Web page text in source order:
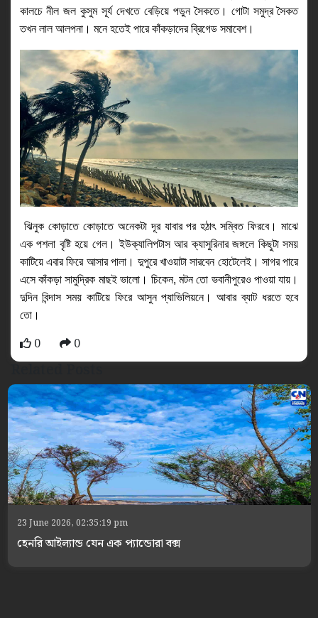
কালচে নীল জল কুসুম সূর্য দেখতে বেড়িয়ে পড়ুন সৈকতে। গোটা সমুদ্র সৈকত
তখন লাল আলপনা। মনে হতেই পারে কাঁকড়াদের ব্রিগেড সমাবেশ।
এক পশলা বৃষ্টি হয়ে গেল। ইউক্যালিপটাস আর ক্যাসুরিনার জঙ্গলে কিছুটা সময়
কাটিয়ে এবার ফিরে আসার পালা। দুপুরে খাওয়াটা সারবেন হোটেলেই। সাগর পারে
এসে কাঁকড়া সামুদ্রিক মাছই ভালো। চিকেন, মটন তো ভবানীপুরেও পাওয়া যায়।
দুদিন বিন্দাস সময় কাটিয়ে ফিরে আসুন প্যাভিলিয়নে। আবার ব্যাট ধরতে হবে
তো।
0 0
23 June 2026, 02:35:19 pm
হেনরি আইল্যান্ড যেন এক প্যান্ডোরা বক্স